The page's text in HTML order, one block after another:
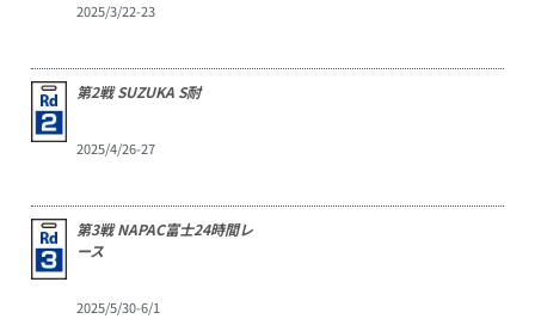
2025/3/22-23
第2戦 SUZUKA S耐
2025/4/26-27
第3戦 NAPAC富士24時間レ
ース
2025/5/30-6/1